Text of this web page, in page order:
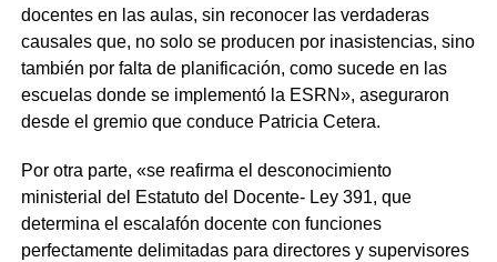
docentes en las aulas, sin reconocer las verdaderas
causales que, no solo se producen por inasistencias, sino
también por falta de planificación, como sucede en las
escuelas donde se implementó la ESRN», aseguraron
desde el gremio que conduce Patricia Cetera.
Por otra parte, «se reafirma el desconocimiento
ministerial del Estatuto del Docente- Ley 391, que
determina el escalafón docente con funciones
perfectamente delimitadas para directores y supervisores